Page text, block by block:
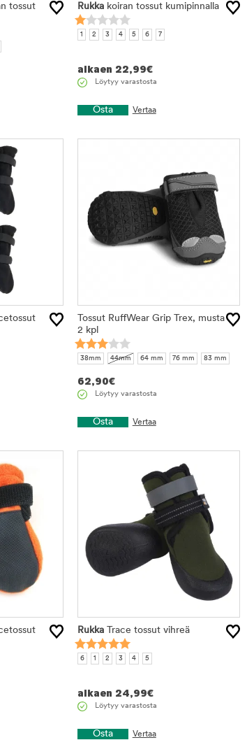
tossut
Rukkakoiran tossut kumipinnalla
1 2 3 4 5 6 7
alkaen 22,99€
Löytyy varastosta
Osta Vertaa
Tossut RuffWear Grip Trex, musta
2 kpl
38mm 44mm 64 mm 76 mm 83 mm
62,90€
Löytyy varastosta
Osta Vertaa
RukkaTrace tossut vihreä
6 1 2 3 4 5
alkaen 24,99€
Löytyy varastosta
Osta Vertaa